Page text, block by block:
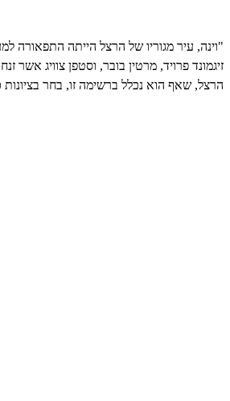
"וינה, עיר מגוריו של הרצל הייתה התפאורה
זיגמונד פרויד, מרטין בובר, וסטפן צוויג
הרצל, שאף הוא נכלל ברשימה זו, בחר בציונות